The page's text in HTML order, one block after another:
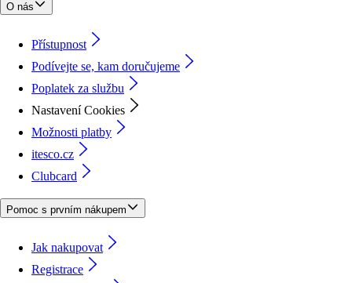
O nás
Přístupnost
Podívejte se, kam doručujeme
Poplatek za službu
Nastavení Cookies
Možnosti platby
itesco.cz
Clubcard
Pomoc s prvním nákupem
Jak nakupovat
Registrace